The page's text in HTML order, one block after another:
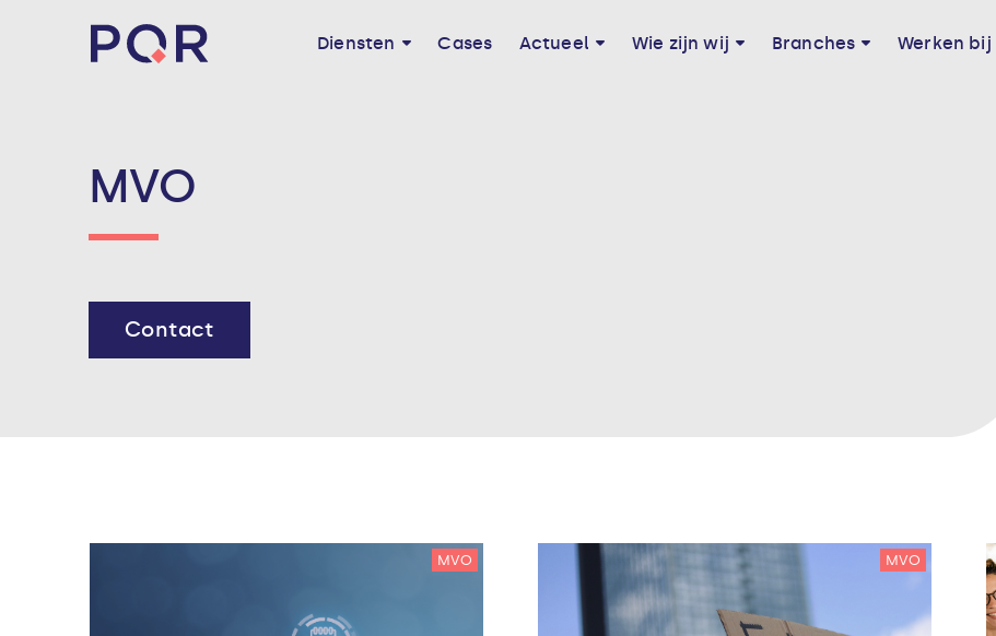
Diensten Cases Actueel Wie zijn wij Branches Werken bij
MVO
Contact
MVO MVO